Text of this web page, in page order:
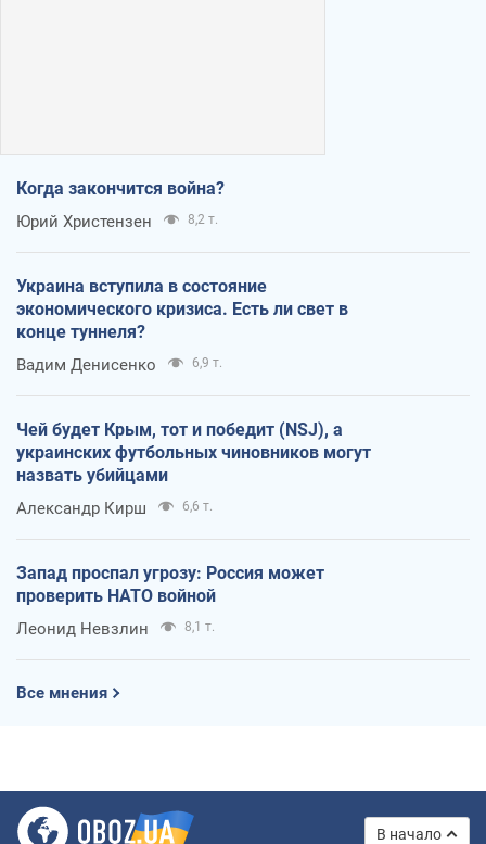
Когда закончится война?
Юрий Христензен 8,2 т.
Украина вступила в состояние
экономического кризиса. Есть ли свет в
конце туннеля?
Вадим Денисенко 6,9 т.
Чей будет Крым, тот и победит (NSJ), а
украинских футбольных чиновников могут
назвать убийцами
Александр Кирш 6,6 т.
Запад проспал угрозу: Россия может
проверить НАТО войной
Леонид Невзлин 8,1 т.
Все мнения
В начало